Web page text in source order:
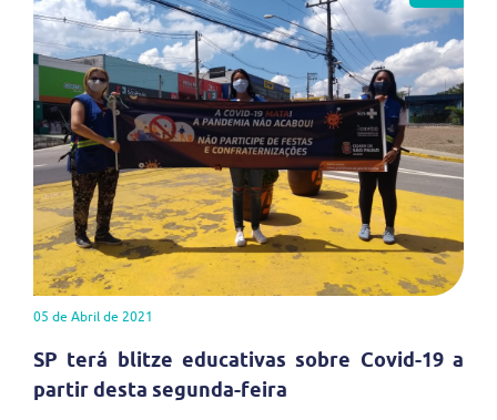
05 de Abril de 2021
SP terá blitze educativas sobre Covid-19 a
partir desta segunda-feira